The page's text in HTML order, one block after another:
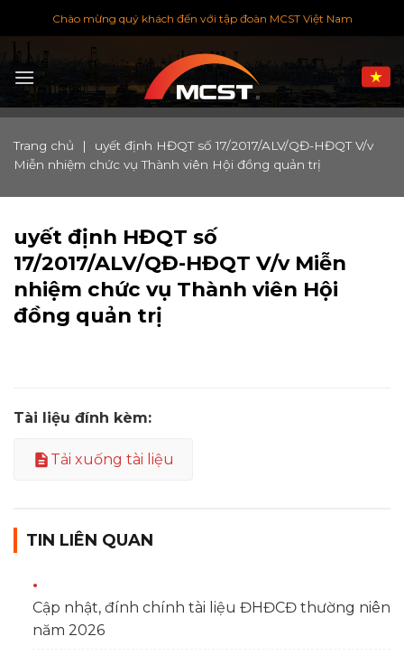
đến
nội
dung
Chào mừng quý khách đến với tập đoàn MCST Việt Nam
Trang chủ |
uyết định HĐQT số 17/2017/ALV/QĐ-HĐQT V/v
Miễn nhiệm chức vụ Thành viên Hội đồng quản trị
uyết định HĐQT số
17/2017/ALV/QĐ-HĐQT V/v Miễn
nhiệm chức vụ Thành viên Hội
đồng quản trị
Tài liệu đính kèm:
Tải xuống tài liệu
TIN LIÊN QUAN
Cập nhật, đính chính tài liệu ĐHĐCĐ thường niên
năm 2026